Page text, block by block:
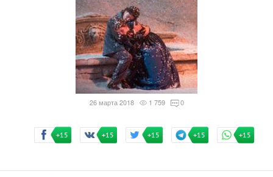
26 марта 2018 1 759 0
+15 +15 +15 +15 +15